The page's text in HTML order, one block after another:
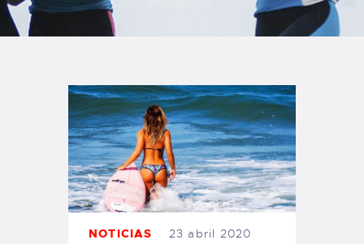
TIENDA FAMILY SURFERS
WEBCAM SALINAS
NOTICIAS 23 abril 2020